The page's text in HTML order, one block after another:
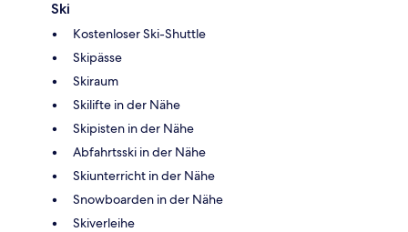
Ski
Kostenloser Ski-Shuttle
Skipässe
Skiraum
Skilifte in der Nähe
Skipisten in der Nähe
Abfahrtsski in der Nähe
Skiunterricht in der Nähe
Snowboarden in der Nähe
Skiverleihe